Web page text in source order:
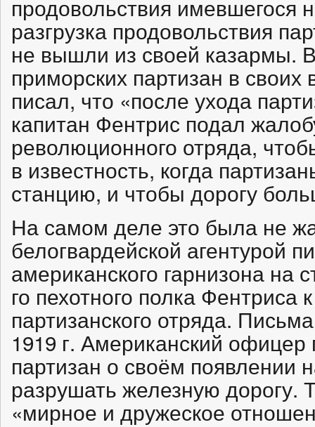
продовольствия имевшегося
разгрузка продовольствия
не вышли из своей казармы.
приморских партизан в
писал, что «после ухода
капитан Фентрис подал
революционного отряда,
в известность, когда
станцию, и чтобы дорогу
На самом деле это была не
белогвардейской агентурой
американского гарнизона на
го пехотного полка Фентриса
партизанского отряда.
1919 г. Американский
партизан о своём появлении
разрушать железную дорогу.
«мирное и дружеское